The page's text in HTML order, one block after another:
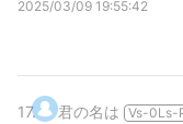
2025/03/09 19:55:42
17. 君の名は Vs-0Ls-